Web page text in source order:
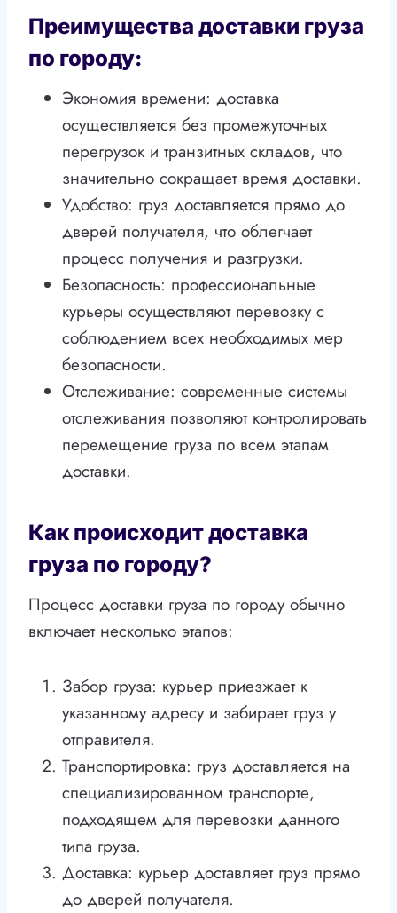
Преимущества доставки груза
по городу:
Экономия времени: доставка
осуществляется без промежуточных
перегрузок и транзитных складов, что
значительно сокращает время доставки.
Удобство: груз доставляется прямо до
дверей получателя, что облегчает
процесс получения и разгрузки.
Безопасность: профессиональные
курьеры осуществляют перевозку с
соблюдением всех необходимых мер
безопасности.
Отслеживание: современные системы
отслеживания позволяют контролировать
перемещение груза по всем этапам
доставки.
Как происходит доставка
груза по городу?
Процесс доставки груза по городу обычно
включает несколько этапов:
Забор груза: курьер приезжает к
указанному адресу и забирает груз у
отправителя.
Транспортировка: груз доставляется на
специализированном транспорте,
подходящем для перевозки данного
типа груза.
Доставка: курьер доставляет груз прямо
до дверей получателя.